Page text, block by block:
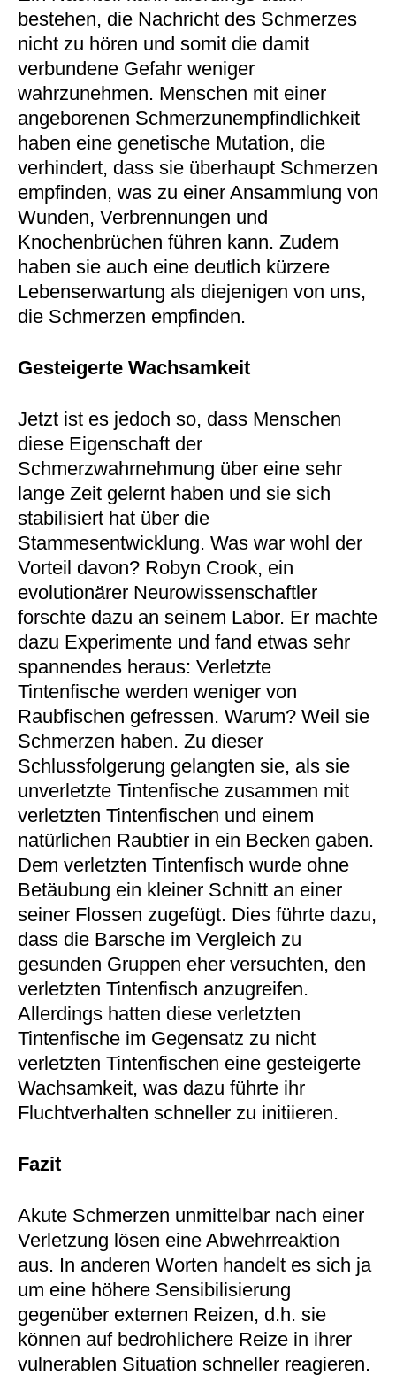
bestehen, die Nachricht des Schmerzes
nicht zu hören und somit die damit
verbundene Gefahr weniger
wahrzunehmen. Menschen mit einer
angeborenen Schmerzunempfindlichkeit
haben eine genetische Mutation, die
verhindert, dass sie überhaupt Schmerzen
empfinden, was zu einer Ansammlung von
Wunden, Verbrennungen und
Knochenbrüchen führen kann. Zudem
haben sie auch eine deutlich kürzere
Lebenserwartung als diejenigen von uns,
die Schmerzen empfinden.
Gesteigerte Wachsamkeit
Jetzt ist es jedoch so, dass Menschen
diese Eigenschaft der
Schmerzwahrnehmung über eine sehr
lange Zeit gelernt haben und sie sich
stabilisiert hat über die
Stammesentwicklung. Was war wohl der
Vorteil davon? Robyn Crook, ein
evolutionärer Neurowissenschaftler
forschte dazu an seinem Labor. Er machte
dazu Experimente und fand etwas sehr
spannendes heraus: Verletzte
Tintenfische werden weniger von
Raubfischen gefressen. Warum? Weil sie
Schmerzen haben. Zu dieser
Schlussfolgerung gelangten sie, als sie
unverletzte Tintenfische zusammen mit
verletzten Tintenfischen und einem
natürlichen Raubtier in ein Becken gaben.
Dem verletzten Tintenfisch wurde ohne
Betäubung ein kleiner Schnitt an einer
seiner Flossen zugefügt. Dies führte dazu,
dass die Barsche im Vergleich zu
gesunden Gruppen eher versuchten, den
verletzten Tintenfisch anzugreifen.
Allerdings hatten diese verletzten
Tintenfische im Gegensatz zu nicht
verletzten Tintenfischen eine gesteigerte
Wachsamkeit, was dazu führte ihr
Fluchtverhalten schneller zu initiieren.
Fazit
Akute Schmerzen unmittelbar nach einer
Verletzung lösen eine Abwehrreaktion
aus. In anderen Worten handelt es sich ja
um eine höhere Sensibilisierung
gegenüber externen Reizen, d.h. sie
können auf bedrohlichere Reize in ihrer
vulnerablen Situation schneller reagieren.